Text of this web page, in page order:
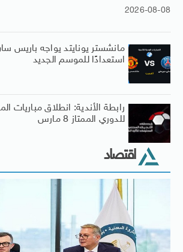
2026-08-08
مانشستر يونايتد يواجه باريس
استعدادًا للموسم الجديد
رابطة الأندية: انطلاق مباريات
للدوري الممتاز 8 مارس
اقتصاد